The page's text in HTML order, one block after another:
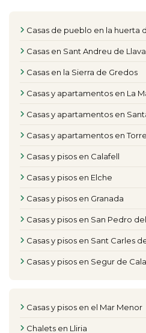
Casas de pueblo en la huerta
Casas en Sant Andreu de
Casas en la Sierra de Gredos
Casas y apartamentos en La
Casas y apartamentos en
Casas y apartamentos en
Casas y pisos en Calafell
Casas y pisos en Elche
Casas y pisos en Granada
Casas y pisos en San Pedro
Casas y pisos en Sant Carles
Casas y pisos en Segur de
Casas y pisos en el Mar Menor
Chalets en Lliria